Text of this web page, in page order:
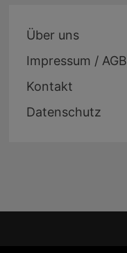
Über uns
Impressum / AGB
Kontakt
Datenschutz